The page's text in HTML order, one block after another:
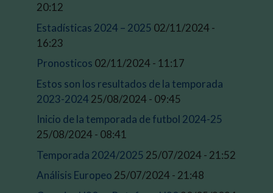
20:12
Estadísticas 2024 – 2025 02/11/2024 -
16:23
Pronosticos 02/11/2024 - 11:17
Estos son los resultados de la temporada
2023-2024 25/08/2024 - 09:45
Inicio de la temporada de futbol 2024-25
25/08/2024 - 08:41
Temporada 2024/2025 25/07/2024 - 21:52
Análisis Europeo 25/07/2024 - 21:48